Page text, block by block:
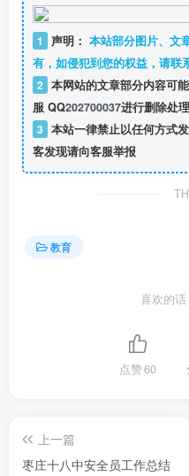
1 声明： 本站部分图片、文
有，如侵犯到您的权益，请联
2 本网站的文章部分内容可
服 QQ202700037进行删除处理
3 本站一律禁止以任何方式
客发现请向客服举报
教育
喜欢的话
点赞60
上一篇
枣庄十八中安全员工作总结